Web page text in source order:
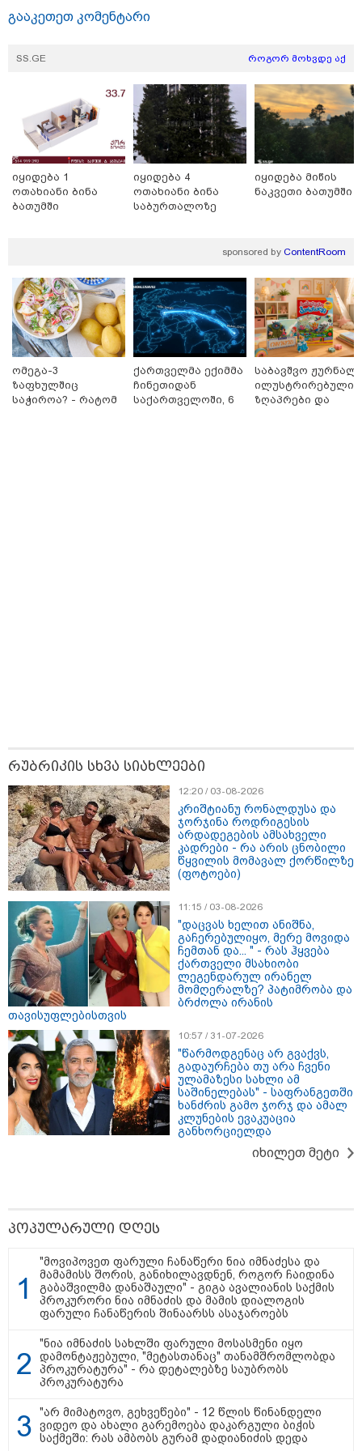
უკეთესი ცხოვრებისათვის" FIFA-ს 2026 წლის
მსოფლიო ჩემპიონატზე™
15:49 / 06-08-2026
Faceამბები
"დადგება დრო და თქვენი
საკუთარ თავთან
შეგარცხვენთ... თქვენი
შეცდომა არის დანაშაულის
ტოლფასი" - ეკა კუპატაძე ნანუკა
ჟორჟოლიანს
09:33 / 05-08-2026
"მამის მიერ ცოტნესთვის
თვითნებურად ცხოვრობს
ადამიანი, რომელიც ზვიადის
ანდერძში ერთი სიტყვითაც კი
არ არის მოხსენიებული" - ანა
ჯაბაური
09:32 / 05-08-2026
"4 დღე უწყლოდ და უპუროდ
დავუბრუნეთ" - ქართველი
მეზღვაური წერს, რომ 36
მიგრანტი, მათ შორის, ორსული
გოგონა გადაარჩინა
12:20 / 04-08-2026
"როცა კანონიკიდან
გამომდინარე, მართებულად
მიგვაჩნია, რომ ადამიანის
გასვენება ტაძრიდან არ მოხდეს,
კატეგორიის ყველა სიახლე
მკითხველის რჩევით
გააკეთეთ კომენტარი
SS.GE როგორ მოხვდე აქ
იყიდება 1
ოთახიანი ბინა
ბათუმში
იყიდება 4
ოთახიანი ბინა
საბურთალოზე
იყიდება მიწის
ნაკვეთი ბათუმში
sponsored by ContentRoom
ომეგა-3
ზაფხულშიც
საჭიროა? - რატომ
ქართველმა ექიმმა
ჩინეთიდან
საქართველოში, 6
საბავშვო
ილუსტრირებული
ზღაპრები და
რუბრიკის სხვა სიახლეები
12:20 / 03-08-2026
კრიშტიანუ რონალდუსა და
ჯორჯინა როდრიგესის
არდადეგების ამსახველი
კადრები - რა არის ცნობილი
წყვილის მომავალ ქორწილზე
(ფოტოები)
11:15 / 03-08-2026
"დაცვას ხელით ანიშნა,
გაჩერებულიყო, მერე მოვიდა
ჩემთან და... " - რას ჰყვება
ქართველი მსახიობი
ლეგენდარულ ირანელ
მომღერალზე? პატიმრობა და
ბრძოლა ირანის
თავისუფლებისთვის
10:57 / 31-07-2026
"წარმოდგენაც არ გვაქვს,
გადაურჩება თუ არა ჩვენი
ულამაზესი სახლი ამ
საშინელებას" - საფრანგეთში
ხანძრის გამო ჯორჯ და ამალ
კლუნების ევაკუაცია
განხორციელდა
იხილეთ მეტი
პოპულარული დღეს
"მოვიპოვეთ ფარული ჩანაწერი ნია იმნაძესა და
მამამისს შორის, განიხილავდნენ, როგორ ჩაიდინა
გაბაშვილმა დანაშაული" - გიგა ავალიანის საქმის
პროკურორი ნია იმნაძის და მამის დიალოგის
ფარული ჩანაწერის შინაარსს ასაჯაროებს
"ნია იმნაძის სახლში ფარული მოსასმენი იყო
დამონტაჟებული, "მეტასთანაც" თანამშრომლობდა
პროკურატურა" - რა დეტალებზე საუბრობს
პროკურატურა
"არ მიმატოვო, გეხვეწები" - 12 წლის წინანდელი
ვიდეო და ახალი გარემოება დაკარგული ბიჭის
საქმეში: რას ამბობს გურამ დადიანიძის დედა